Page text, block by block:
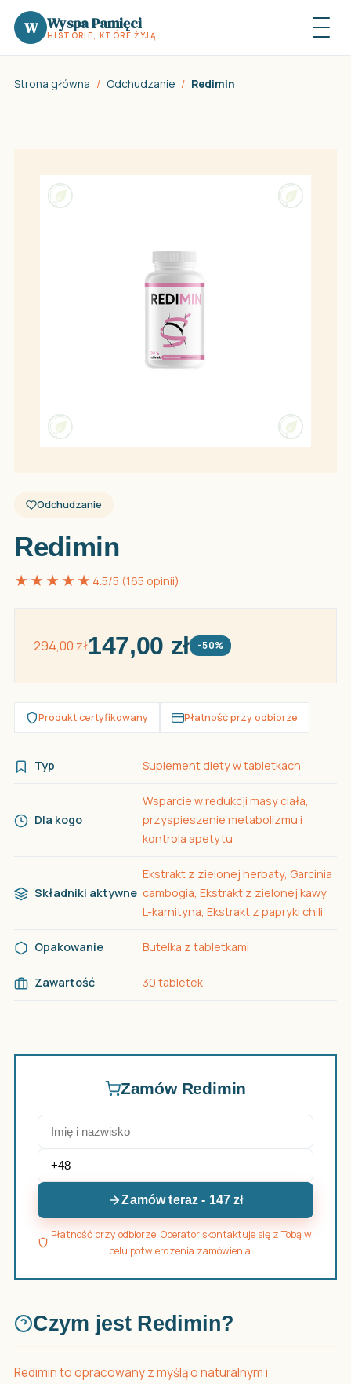
W Wyspa Pamięci
HISTORIE, KTÓRE ŻYJĄ
Strona główna / Odchudzanie / Redimin
Odchudzanie
Redimin
★★★★★ 4.5/5 (165 opinii)
294,00 zł147,00 zł -50%
Produkt certyfikowany Płatność przy odbiorze
Typ Suplement diety w tabletkach
Dla kogo
Wsparcie w redukcji masy ciała,
przyspieszenie metabolizmu i
kontrola apetytu
Składniki aktywne
Ekstrakt z zielonej herbaty, Garcinia
cambogia, Ekstrakt z zielonej kawy,
L-karnityna, Ekstrakt z papryki chili
Opakowanie Butelka z tabletkami
Zawartość 30 tabletek
Zamów Redimin
Zamów teraz - 147 zł
Płatność przy odbiorze. Operator skontaktuje się z Tobą w
celu potwierdzenia zamówienia.
Czym jest Redimin?
Redimin to opracowany z myślą o naturalnym i